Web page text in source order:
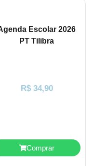
Escolar 2026
PT Tilibra
R$34,90
Comprar